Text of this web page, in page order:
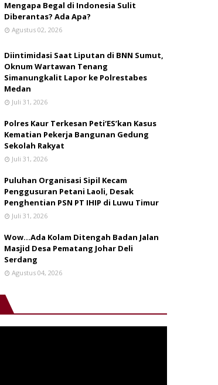
Mengapa Begal di Indonesia Sulit
Diberantas? Ada Apa?
Agustus 02, 2026
Diintimidasi Saat Liputan di BNN Sumut,
Oknum Wartawan Tenang
Simanungkalit Lapor ke Polrestabes
Medan
Juli 31, 2026
Polres Kaur Terkesan Peti‘ES’kan Kasus
Kematian Pekerja Bangunan Gedung
Sekolah Rakyat
Juli 31, 2026
Puluhan Organisasi Sipil Kecam
Penggusuran Petani Laoli, Desak
Penghentian PSN PT IHIP di Luwu Timur
Juli 31, 2026
Wow...Ada Kolam Ditengah Badan Jalan
Masjid Desa Pematang Johar Deli
Serdang
Agustus 04, 2026